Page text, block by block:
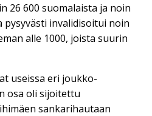
26 600 suomalaista ja noin
pysyvästi invalidisoitui noin
alle 1000, joista suurin
useissa eri joukko-
osa oli sijoitettu
sankarihautaan